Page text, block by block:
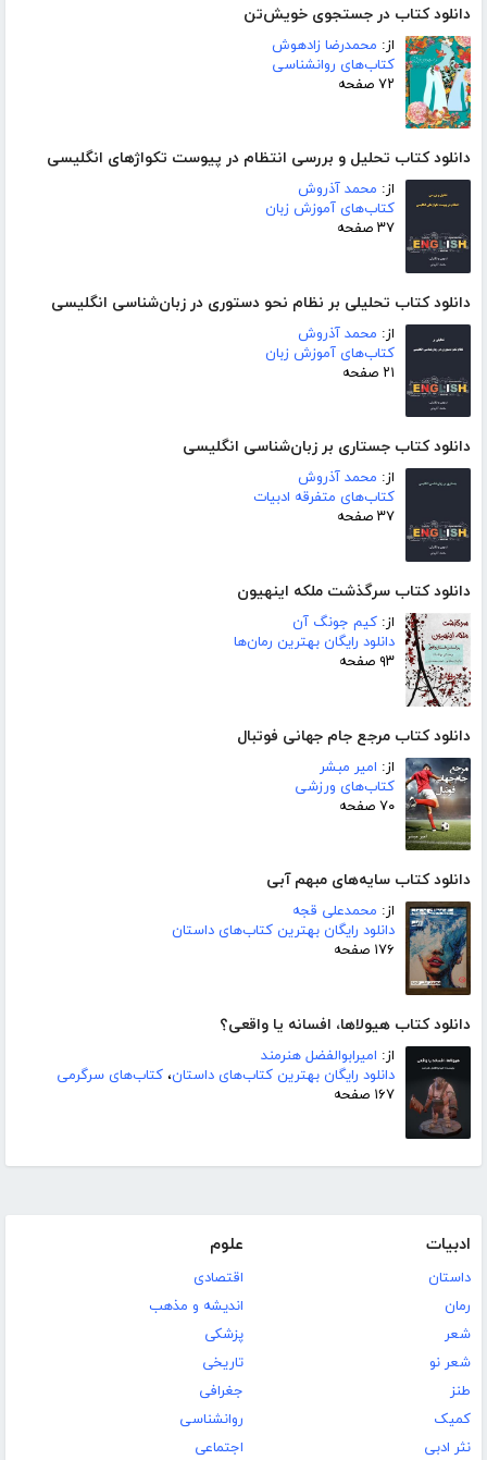
دانلود کتاب در جستجوی خویش‌تن
از: محمدرضا زادهوش
کتاب‌های روانشناسی
۷۲ صفحه
دانلود کتاب تحلیل و بررسی انتظام در پیوست تکواژهای انگلیسی
از: محمد آذروش
کتاب‌های آموزش زبان
۳۷ صفحه
دانلود کتاب تحلیلی بر نظام نحو دستوری در زبان‌شناسی انگلیسی
از: محمد آذروش
کتاب‌های آموزش زبان
۲۱ صفحه
دانلود کتاب جستاری بر زبان‌شناسی انگلیسی
از: محمد آذروش
کتاب‌های متفرقه ادبیات
۳۷ صفحه
دانلود کتاب سرگذشت ملکه اینهیون
از: کیم جونگ آن
دانلود رایگان بهترین رمان‌ها
۹۳ صفحه
دانلود کتاب مرجع جام جهانی فوتبال
از: امیر مبشر
کتاب‌های ورزشی
۷۰ صفحه
دانلود کتاب سایه‌های مبهم آبی
از: محمدعلی قجه
دانلود رایگان بهترین کتاب‌های داستان
۱۷۶ صفحه
دانلود کتاب هیولاها، افسانه یا واقعی؟
از: امیرابوالفضل هنرمند
دانلود رایگان بهترین کتاب‌های داستان، کتاب‌های سرگرمی
۱۶۷ صفحه
ادبیات
داستان
رمان
شعر
شعر نو
طنز
کمیک
نثر ادبی
علوم
اقتصادی
اندیشه و مذهب
پزشکی
تاریخی
جغرافی
روانشناسی
اجتماعی